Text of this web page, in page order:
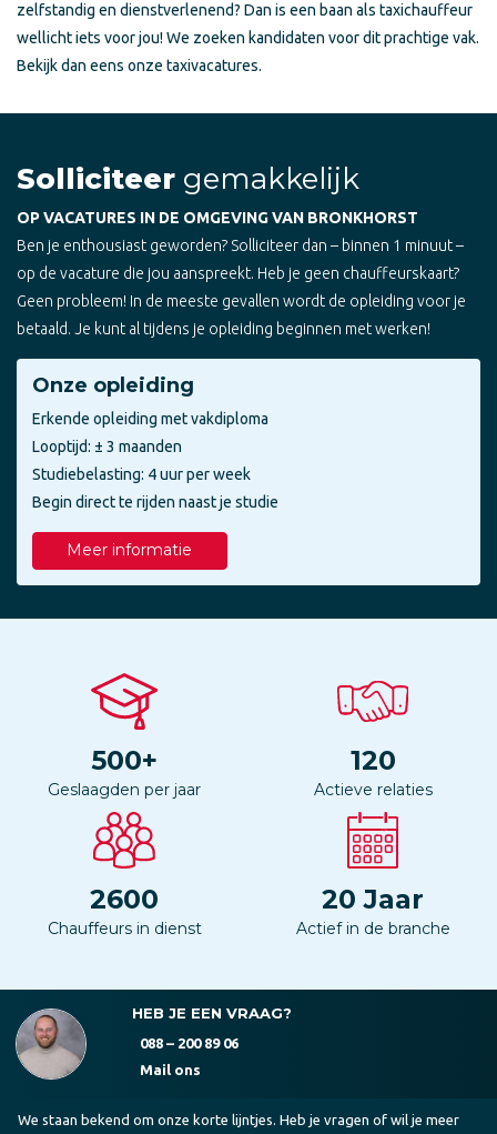
zelfstandig en dienstverlenend? Dan is een baan als taxichauffeur
wellicht iets voor jou! We zoeken kandidaten voor dit prachtige vak.
Bekijk dan eens onze taxivacatures.
Solliciteer gemakkelijk
OP VACATURES IN DE OMGEVING VAN BRONKHORST
Ben je enthousiast geworden? Solliciteer dan – binnen 1 minuut –
op de vacature die jou aanspreekt. Heb je geen chauffeurskaart?
Geen probleem! In de meeste gevallen wordt de opleiding voor je
betaald. Je kunt al tijdens je opleiding beginnen met werken!
Onze opleiding
Erkende opleiding met vakdiploma
Looptijd: ± 3 maanden
Studiebelasting: 4 uur per week
Begin direct te rijden naast je studie
Meer informatie
500+
Geslaagden per jaar
120
Actieve relaties
2600
Chauffeurs in dienst
20 Jaar
Actief in de branche
HEB JE EEN VRAAG?
088 – 200 89 06
Mail ons
We staan bekend om onze korte lijntjes. Heb je vragen of wil je meer